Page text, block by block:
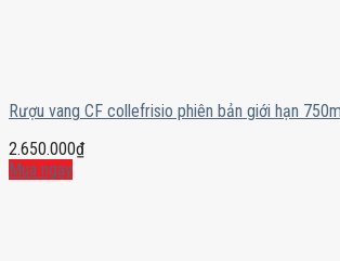
Rượu vang CF collefrisio phiên bản giới hạn
2.650.000₫
Mua ngay